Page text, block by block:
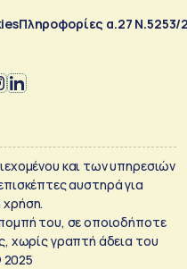
Πληροφορίες α.27 Ν.5253/
και των υπηρεσιών
αυστηρά για
του, σε οποιοδήποτε
χωρίς γραπτή άδεια του
2025